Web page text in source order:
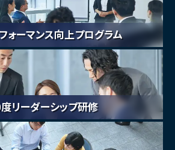
ォーマンス向上プログラム
リーダーシップ研修